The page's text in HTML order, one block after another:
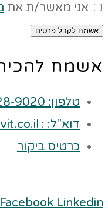
אני מאשר/ת את
אשמח לקבל פרטים
אשמח
טלפון: 050-628-9020
דוא"ל: : idit@iditaravit.co.il
כרטיס ביקור
Facebook Linkedin